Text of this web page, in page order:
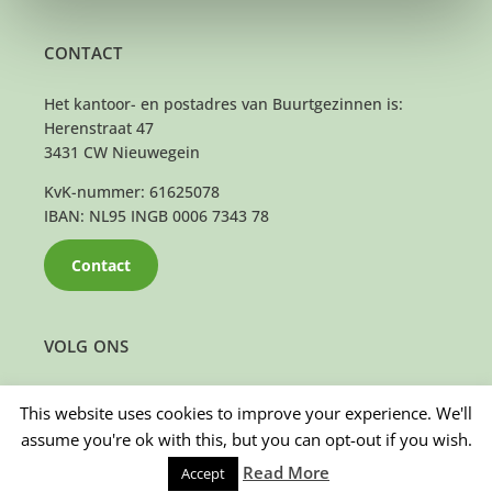
VOLG ONS
CONTACT
Het kantoor- en postadres van Buurtgezinnen is:
Herenstraat 47
3431 CW Nieuwegein
KvK-nummer: 61625078
IBAN: NL95 INGB 0006 7343 78
Contact
This website uses cookies to improve your experience. We'll
assume you're ok with this, but you can opt-out if you wish.
Accept Read More